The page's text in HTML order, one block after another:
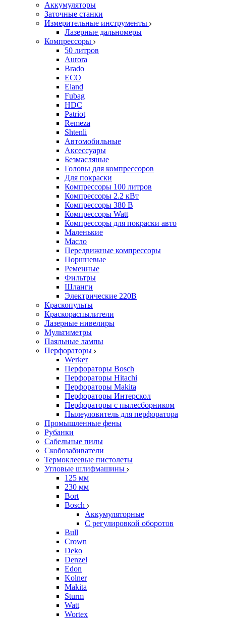
Аккумуляторы
Заточные станки
Измерительные инструменты
Лазерные дальномеры
Компрессоры
50 литров
Aurora
Brado
ECO
Eland
Fubag
HDC
Patriot
Remeza
Shtenli
Автомобильные
Аксессуары
Безмасляные
Головы для компрессоров
Для покраски
Компрессоры 100 литров
Компрессоры 2.2 кВт
Компрессоры 380 В
Компрессоры Watt
Компрессоры для покраски авто
Маленькие
Масло
Передвижные компрессоры
Поршневые
Ременные
Фильтры
Шланги
Электрические 220В
Краскопульты
Краскораспылители
Лазерные нивелиры
Мультиметры
Паяльные лампы
Перфораторы
Werker
Перфораторы Bosch
Перфораторы Hitachi
Перфораторы Makita
Перфораторы Интерскол
Перфораторы с пылесборником
Пылеуловитель для перфоратора
Промышленные фены
Рубанки
Сабельные пилы
Скобозабиватели
Термоклеевые пистолеты
Угловые шлифмашины
125 мм
230 мм
Bort
Bosch
Аккумуляторные
С регулировкой оборотов
Bull
Crown
Deko
Denzel
Edon
Kolner
Makita
Sturm
Watt
Wortex